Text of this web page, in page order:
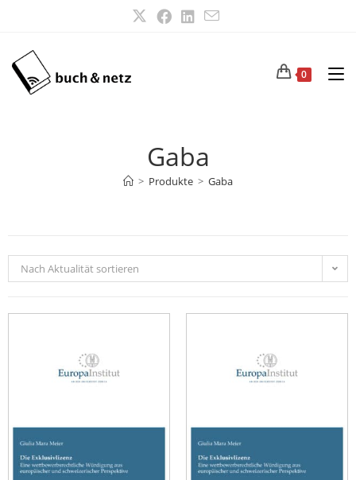
0
Gaba
> Produkte > Gaba
Nach Aktualität sortieren